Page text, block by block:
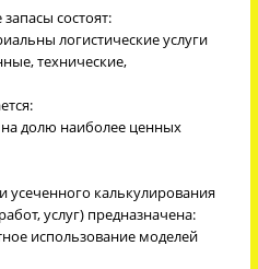
состоят:
логистические услуги
технические,
долю наиболее ценных
усеченного калькулирования
услуг) предназначена:
использование моделей